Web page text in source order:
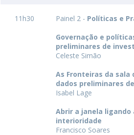
11h30 Painel 2 - Políticas e
Governação e
preliminares de
Celeste Simão
As Fronteiras da
dados preliminares
Isabel Lage
Abrir a janela
interioridade
Francisco Soares